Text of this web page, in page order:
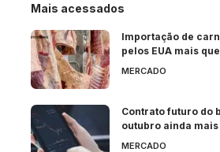
Mais acessados
Importação de
pelos EUA mais
MERCADO
Contrato futuro do
outubro ainda
MERCADO